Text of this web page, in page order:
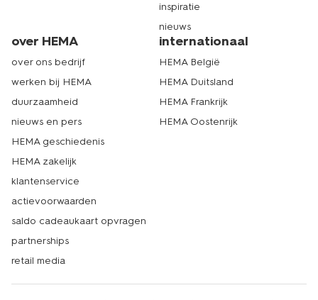
inspiratie
nieuws
over HEMA
over ons bedrijf
werken bij HEMA
duurzaamheid
nieuws en pers
HEMA geschiedenis
HEMA zakelijk
klantenservice
actievoorwaarden
saldo cadeaukaart opvragen
partnerships
retail media
internationaal
HEMA België
HEMA Duitsland
HEMA Frankrijk
HEMA Oostenrijk